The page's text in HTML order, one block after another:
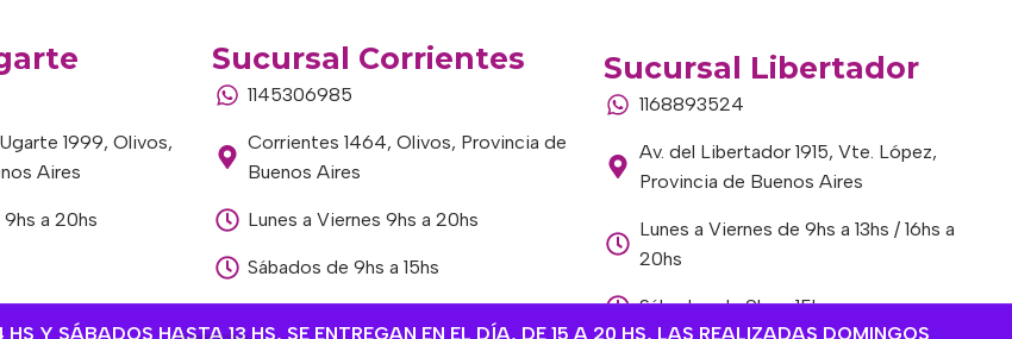
Y SÁBADOS HASTA 13 HS, SE ENTREGAN EN EL DÍA, DE 15 A 20 HS, LAS REALIZADAS DOMINGOS
1999, Olivos,
Aires
9hs a 20hs
Sucursal Corrientes
1145306985
Corrientes 1464, Olivos, Provincia de
Buenos Aires
Lunes a Viernes 9hs a 20hs
Sábados de 9hs a 15hs
Sucursal Libertador
1168893524
Av. del Libertador 1915, Vte. López,
Provincia de Buenos Aires
Lunes a Viernes de 9hs a 13hs / 16hs a
20hs
Sábados de 9hs a 15hs